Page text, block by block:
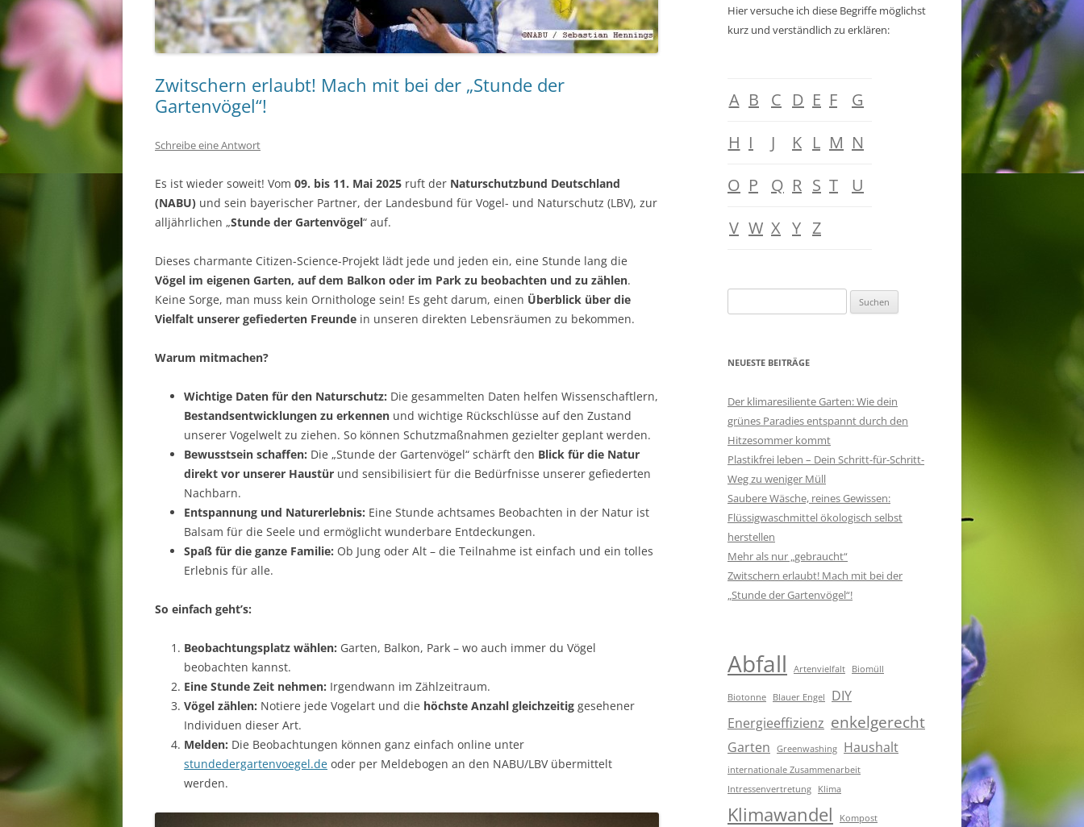
Zwitschern erlaubt! Mach mit bei der „Stunde der
Gartenvögel“!
Schreibe eine Antwort
Es ist wieder soweit! Vom 09. bis 11. Mai 2025 ruft der Naturschutzbund Deutschland
(NABU) und sein bayerischer Partner, der Landesbund für Vogel- und Naturschutz (LBV), zur
alljährlichen „Stunde der Gartenvögel“ auf.
Dieses charmante Citizen-Science-Projekt lädt jede und jeden ein, eine Stunde lang die
Vögel im eigenen Garten, auf dem Balkon oder im Park zu beobachten und zu zählen.
Keine Sorge, man muss kein Ornithologe sein! Es geht darum, einen Überblick über die
Vielfalt unserer gefiederten Freunde in unseren direkten Lebensräumen zu bekommen.
Warum mitmachen?
Wichtige Daten für den Naturschutz: Die gesammelten Daten helfen Wissenschaftlern,
Bestandsentwicklungen zu erkennen und wichtige Rückschlüsse auf den Zustand
unserer Vogelwelt zu ziehen. So können Schutzmaßnahmen gezielter geplant werden.
Bewusstsein schaffen: Die „Stunde der Gartenvögel“ schärft den Blick für die Natur
direkt vor unserer Haustür und sensibilisiert für die Bedürfnisse unserer gefiederten
Nachbarn.
Entspannung und Naturerlebnis: Eine Stunde achtsames Beobachten in der Natur ist
Balsam für die Seele und ermöglicht wunderbare Entdeckungen.
Spaß für die ganze Familie: Ob Jung oder Alt – die Teilnahme ist einfach und ein tolles
Erlebnis für alle.
So einfach geht’s:
Beobachtungsplatz wählen: Garten, Balkon, Park – wo auch immer du Vögel
beobachten kannst.
Eine Stunde Zeit nehmen: Irgendwann im Zählzeitraum.
Vögel zählen: Notiere jede Vogelart und die höchste Anzahl gleichzeitig gesehener
Individuen dieser Art.
Melden: Die Beobachtungen können ganz einfach online unter
stundedergartenvoegel.de oder per Meldebogen an den NABU/LBV übermittelt
werden.
Hier versuche ich diese Begriffe möglichst
kurz und verständlich zu erklären:
A B C D E F
G
H I J K L M N
O P Q R S T
U
V W X Y Z
nach:
NEUESTE BEITRÄGE
Der klimaresiliente Garten: Wie dein
grünes Paradies entspannt durch den
Hitzesommer kommt
Plastikfrei leben – Dein Schritt-für-Schritt-
Weg zu weniger Müll
Saubere Wäsche, reines Gewissen:
Flüssigwaschmittel ökologisch selbst
herstellen
Mehr als nur „gebraucht“
Zwitschern erlaubt! Mach mit bei der
„Stunde der Gartenvögel“!
Abfall Artenvielfalt Biomüll
Biotonne Blauer Engel
DIY
Energieeffizienz enkelgerecht
Garten Greenwashing Haushalt
internationale Zusammenarbeit
Intressenvertretung
Klima
Klimawandel
Kompost